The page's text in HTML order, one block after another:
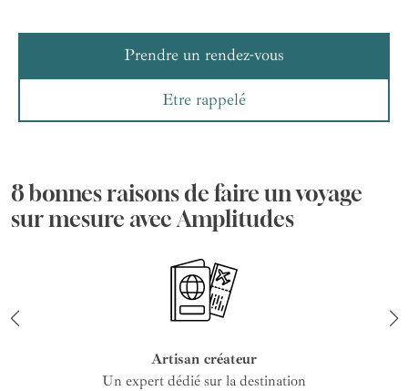
Prendre un rendez-vous
Etre rappelé
8 bonnes raisons de faire un voyage
sur mesure avec Amplitudes
Artisan créateur
Un expert dédié sur la destination